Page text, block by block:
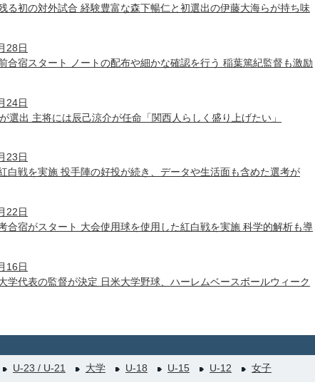
る初の対外試合 経験豊富な森下暢仁と初選出の伊藤大海らが持ち味
28日
合宿スタート ノートの配布や細かな確認を行う 稲葉篤紀監督も激励
24日
選出 主将には辰己涼介が任命「関西人らしく盛り上げたい」
23日
白戦を実施 投手陣の好投が続き、データや生活面も含めた選考が
22日
合宿がスタート 大会使用球を使用した紅白戦を実施 科学的解析も導
16日
学代表の監督が決定 日米大学野球、ハーレムベースボールウィーク
U-23 / U-21 大学 U-18 U-15 U-12 女子